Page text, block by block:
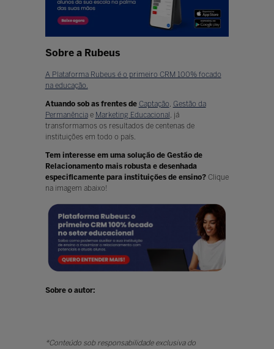
Sobre a Rubeus
A Plataforma Rubeus é o primeiro CRM 100% focado
na educação.
Atuando sob as frentes de Captação Gestão da
Permanênciae Marketing Educacional , já
transformamos os resultados de centenas de
instituições em todo o país.
Tem interesse em uma solução de Gestão de
Relacionamento mais robusta e desenhada
especificamente para instituições de ensino? Clique
na imagem abaixo!
Sobre o autor:
*Conteúdo sob responsabilidade exclusiva do